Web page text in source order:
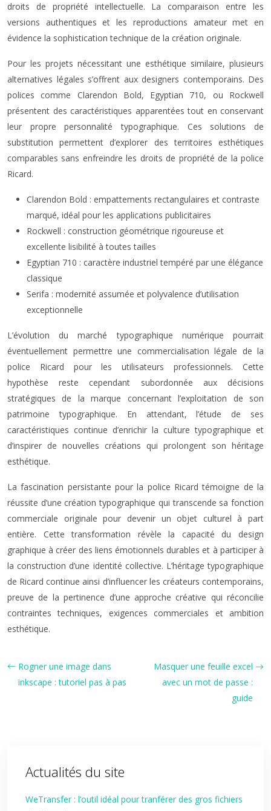
droits de propriété intellectuelle. La comparaison entre les
versions authentiques et les reproductions amateur met en
évidence la sophistication technique de la création originale.
Pour les projets nécessitant une esthétique similaire, plusieurs
alternatives légales s’offrent aux designers contemporains. Des
polices comme Clarendon Bold, Egyptian 710, ou Rockwell
présentent des caractéristiques apparentées tout en conservant
leur propre personnalité typographique. Ces solutions de
substitution permettent d’explorer des territoires esthétiques
comparables sans enfreindre les droits de propriété de la police
Ricard.
Clarendon Bold : empattements rectangulaires et contraste
marqué, idéal pour les applications publicitaires
Rockwell : construction géométrique rigoureuse et
excellente lisibilité à toutes tailles
Egyptian 710 : caractère industriel tempéré par une élégance
classique
Serifa : modernité assumée et polyvalence d’utilisation
exceptionnelle
L’évolution du marché typographique numérique pourrait
éventuellement permettre une commercialisation légale de la
police Ricard pour les utilisateurs professionnels. Cette
hypothèse reste cependant subordonnée aux décisions
stratégiques de la marque concernant l’exploitation de son
patrimoine typographique. En attendant, l’étude de ses
caractéristiques continue d’enrichir la culture typographique et
d’inspirer de nouvelles créations qui prolongent son héritage
esthétique.
La fascination persistante pour la police Ricard témoigne de la
réussite d’une création typographique qui transcende sa fonction
commerciale originale pour devenir un objet culturel à part
entière. Cette transformation révèle la capacité du design
graphique à créer des liens émotionnels durables et à participer à
la construction d’une identité collective. L’héritage typographique
de Ricard continue ainsi d’influencer les créateurs contemporains,
preuve de la pertinence d’une approche créative qui réconcilie
contraintes techniques, exigences commerciales et ambition
esthétique.
Rogner une image dans
inkscape : tutoriel pas à pas
Masquer une feuille excel
avec un mot de passe :
guide
Actualités du site
WeTransfer : l’outil idéal pour tranférer des gros fichiers